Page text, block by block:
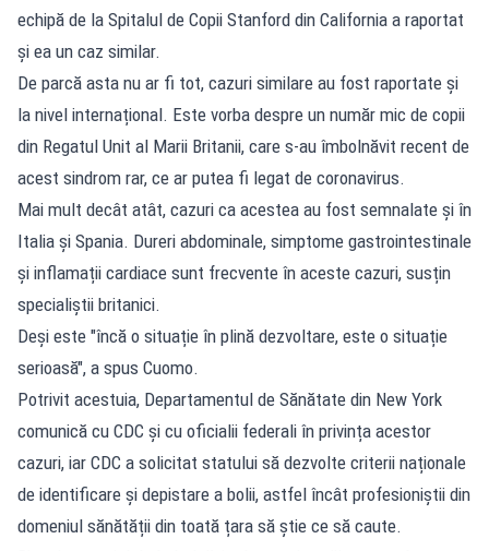
echipă de la Spitalul de Copii Stanford din California a raportat
și ea un caz similar.
De parcă asta nu ar fi tot, cazuri similare au fost raportate și
la nivel internațional. Este vorba despre un număr mic de copii
din Regatul Unit al Marii Britanii, care s-au îmbolnăvit recent de
acest sindrom rar, ce ar putea fi legat de coronavirus.
Mai mult decât atât, cazuri ca acestea au fost semnalate și în
Italia și Spania. Dureri abdominale, simptome gastrointestinale
și inflamații cardiace sunt frecvente în aceste cazuri, susțin
specialiștii britanici.
Deși este "încă o situație în plină dezvoltare, este o situație
serioasă", a spus Cuomo.
Potrivit acestuia, Departamentul de Sănătate din New York
comunică cu CDC și cu oficialii federali în privința acestor
cazuri, iar CDC a solicitat statului să dezvolte criterii naționale
de identificare și depistare a bolii, astfel încât profesioniștii din
domeniul sănătății din toată țara să știe ce să caute.